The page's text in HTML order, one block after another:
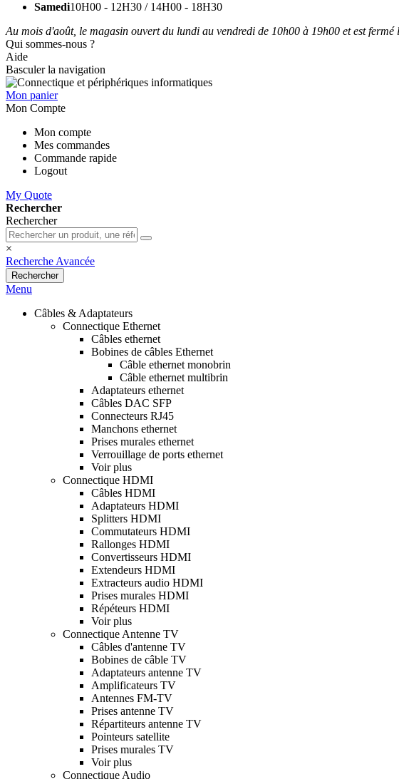
Samedi10H00 - 12H30 / 14H00 - 18H30
Au mois d'août, le magasin ouvert du lundi au vendredi de 10h00 à 19h00 et est fermé
Qui sommes-nous ?
Aide
Basculer la navigation
Mon panier
Mon Compte
Mon compte
Mes commandes
Commande rapide
Logout
My Quote
Rechercher
Rechercher
×
Recherche Avancée
Rechercher
Menu
Câbles & Adaptateurs
Connectique Ethernet
Câbles ethernet
Bobines de câbles Ethernet
Câble ethernet monobrin
Câble ethernet multibrin
Adaptateurs ethernet
Câbles DAC SFP
Connecteurs RJ45
Manchons ethernet
Prises murales ethernet
Verrouillage de ports ethernet
Voir plus
Connectique HDMI
Câbles HDMI
Adaptateurs HDMI
Splitters HDMI
Commutateurs HDMI
Rallonges HDMI
Convertisseurs HDMI
Extendeurs HDMI
Extracteurs audio HDMI
Prises murales HDMI
Répéteurs HDMI
Voir plus
Connectique Antenne TV
Câbles d'antenne TV
Bobines de câble TV
Adaptateurs antenne TV
Amplificateurs TV
Antennes FM-TV
Prises antenne TV
Répartiteurs antenne TV
Pointeurs satellite
Prises murales TV
Voir plus
Connectique Audio